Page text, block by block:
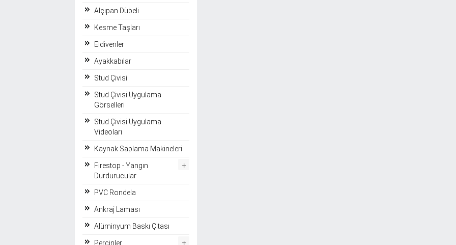
Alçıpan Dübeli
Kesme Taşları
Eldivenler
Ayakkabılar
Stud Çivisi
Stud Çivisi Uygulama
Görselleri
Stud Çivisi Uygulama
Videoları
Kaynak Saplama Makineleri
Firestop - Yangın
Durdurucular
+
PVC Rondela
Ankraj Laması
Alüminyum Baskı Çıtası
Perçinler +